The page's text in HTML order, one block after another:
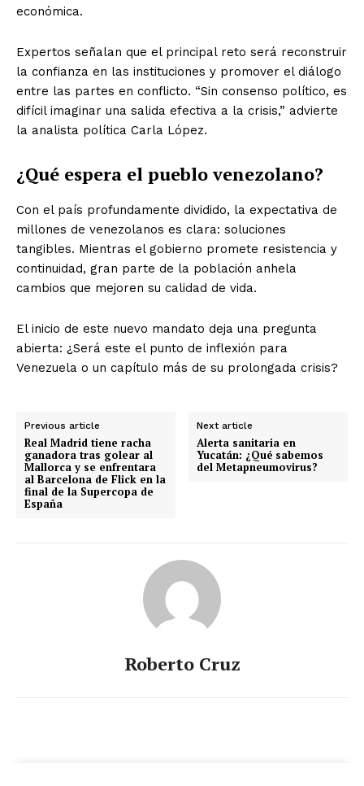
económica.
Expertos señalan que el principal reto será reconstruir
la confianza en las instituciones y promover el diálogo
entre las partes en conflicto. “Sin consenso político, es
difícil imaginar una salida efectiva a la crisis,” advierte
la analista política Carla López.
¿Qué espera el pueblo venezolano?
Con el país profundamente dividido, la expectativa de
millones de venezolanos es clara: soluciones
tangibles. Mientras el gobierno promete resistencia y
continuidad, gran parte de la población anhela
cambios que mejoren su calidad de vida.
El inicio de este nuevo mandato deja una pregunta
abierta: ¿Será este el punto de inflexión para
Venezuela o un capítulo más de su prolongada crisis?
Previous article
Real Madrid tiene racha
ganadora tras golear al
Mallorca y se enfrentara
al Barcelona de Flick en la
final de la Supercopa de
España
Next article
Alerta sanitaria en
Yucatán: ¿Qué sabemos
del Metapneumovirus?
Roberto Cruz